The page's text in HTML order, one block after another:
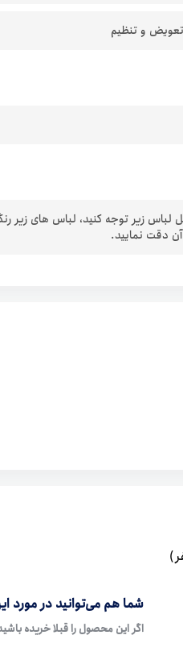
و تنظیم
لباس زیر توجه کنید، لباس های زیر
دقت نمایید.
شما هم می‌توانید در مورد
اگر این محصول را قبلا خریده